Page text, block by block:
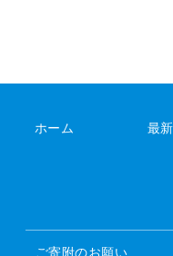
ホーム 最
ご寄附のお願い